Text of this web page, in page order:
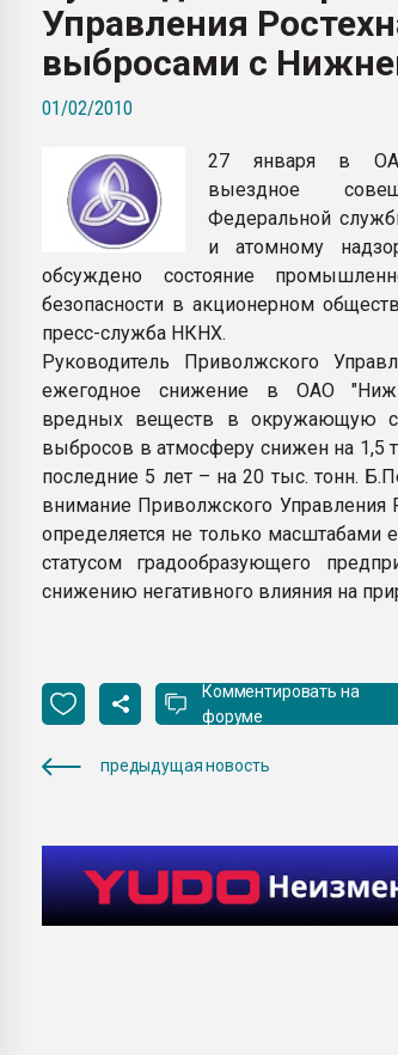
что касается выдува ПЭТ
ПЕРЕЙТИ НА ФОРУМ
Управления
выбросами с
01/02/2010
27 января в ОАО
выездное
Федеральной
и атомному
обсуждено состояние
безопасности в акционерном
пресс-служба НКНХ.
Руководитель Приволжского
ежегодное снижение в ОАО
вредных веществ в окружающую
выбросов в атмосферу снижен на 1,5
последние 5 лет – на 20 тыс. тонн.
внимание Приволжского Управления
определяется не только
статусом градообразующего
снижению негативного влияния на
Комментировать на
форуме
предыдущая новость